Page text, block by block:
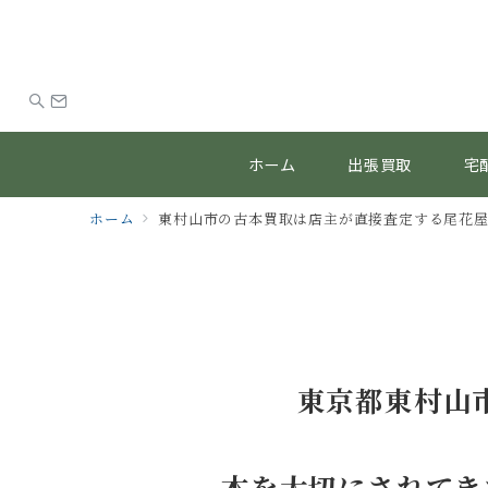
ホーム 出張買取 宅
ホーム 東村山市の古本買取は店主が直接査定する尾花
東京都東村山